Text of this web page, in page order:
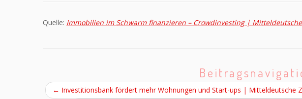
Quelle: Immobilien im Schwarm finanzieren – Crowdinvesting |
← Investitionsbank fördert mehr Wohnungen und Start-ups | Mitteldeutsche